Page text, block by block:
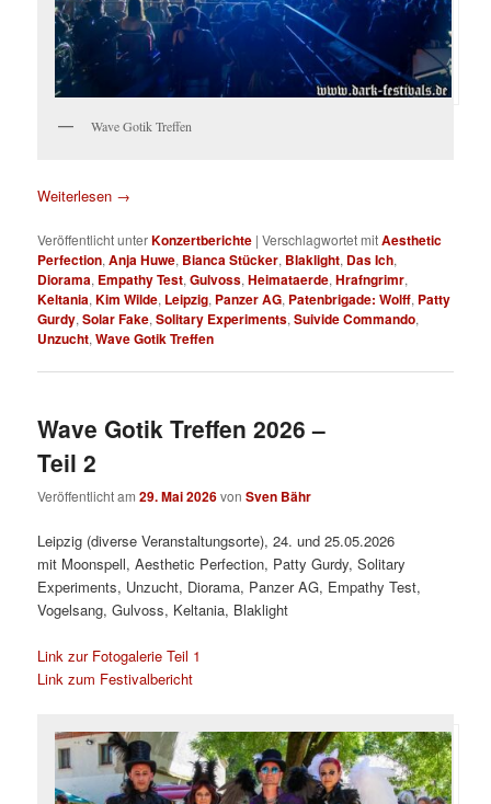
Wave Gotik Treffen
Weiterlesen →
Veröffentlicht unterKonzertberichte |Verschlagwortet mitAesthetic
Perfection,Anja Huwe, Bianca Stücker, Blaklight, Das Ich,
Diorama, Empathy Test,Gulvoss,Heimataerde,Hrafngrimr,
Keltania,Kim Wilde, Leipzig, Panzer AG, Patenbrigade: Wolff, Patty
Gurdy,Solar Fake,Solitary Experiments,Suivide Commando,
Unzucht,Wave Gotik Treffen
Wave Gotik Treffen 2026 –
Teil 2
Veröffentlicht am29. Mai 2026vonSven Bähr
Leipzig (diverse Veranstaltungsorte), 24. und 25.05.2026
mit Moonspell, Aesthetic Perfection, Patty Gurdy, Solitary
Experiments, Unzucht, Diorama, Panzer AG, Empathy Test,
Vogelsang, Gulvoss, Keltania, Blaklight
Link zur Fotogalerie Teil 1
Link zum Festivalbericht